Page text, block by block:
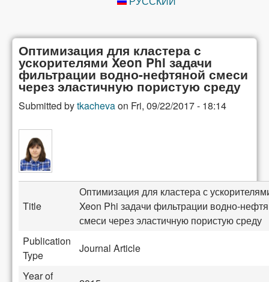
Оптимизация для кластера с
ускорителями Xeon Phi задачи
фильтрации водно-нефтяной смеси
через эластичную пористую среду
Submitted bytkachevaon Fri, 09/22/2017 - 18:14
Title
Оптимизация для кластера с
Xeon Phi задачи фильтрации водно-
смеси через эластичную пористую среду
Publication
Type
Journal Article
Year of